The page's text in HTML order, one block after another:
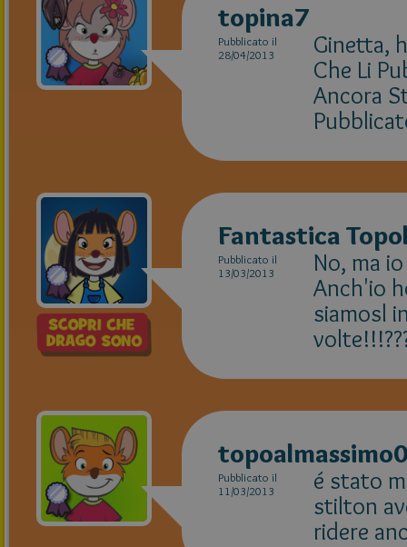
topina7
Pubblicato il
28/04/2013
Ginetta,
Che Li
Ancora
Fantastica
Pubblicato il
13/03/2013
No, ma
Anch'io
siamosl
Pubblicato il
11/03/2013
é stato
stilton
ridere